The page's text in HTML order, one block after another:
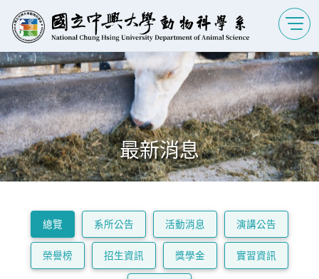
最新消息
總覽 系所公告 活動消息 演講公告
榮譽榜 招生資訊 獎學金 實習資訊